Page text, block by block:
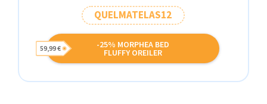
QUELMATELAS12
-25% MORPHEA BED
FLUFFY OREILER
59,99 €